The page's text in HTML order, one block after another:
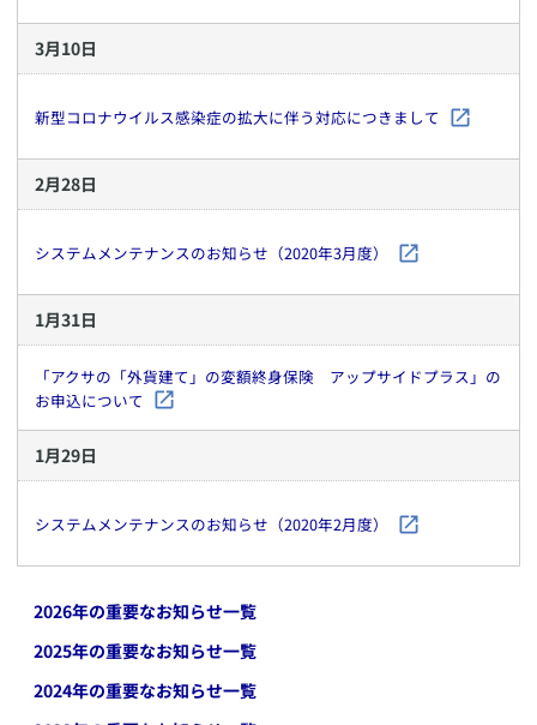
3月10日
新型コロナウイルス感染症の拡大に伴う対応につきまして
2月28日
システムメンテナンスのお知らせ（2020年3月度）
1月31日
「アクサの「外貨建て」の変額終身保険 アップサイドプラス」の
お申込について
1月29日
システムメンテナンスのお知らせ（2020年2月度）
2026年の重要なお知らせ一覧
2025年の重要なお知らせ一覧
2024年の重要なお知らせ一覧